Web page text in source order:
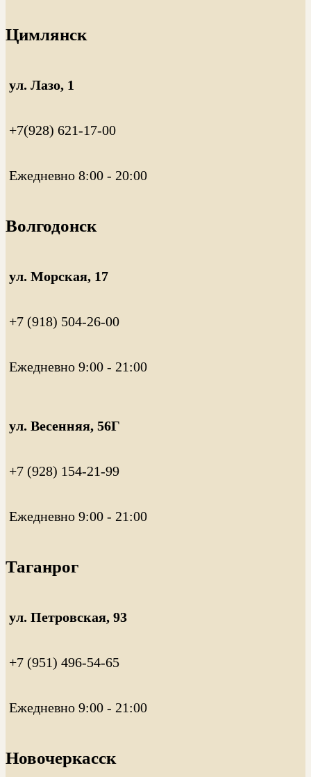
Цимлянск
ул. Лазо, 1
+7(928) 621-17-00
Ежедневно 8:00 - 20:00
Волгодонск
ул. Морская, 17
+7 (918) 504-26-00
Ежедневно 9:00 - 21:00
ул. Весенняя, 56Г
+7 (928) 154-21-99
Ежедневно 9:00 - 21:00
Таганрог
ул. Петровская, 93
+7 (951) 496-54-65
Ежедневно 9:00 - 21:00
Новочеркасск